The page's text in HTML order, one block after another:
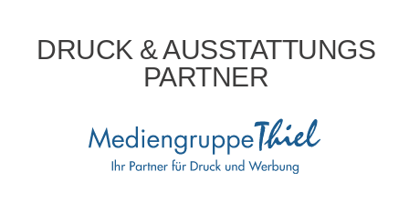
DRUCK & AUSSTATTUNGS
PARTNER